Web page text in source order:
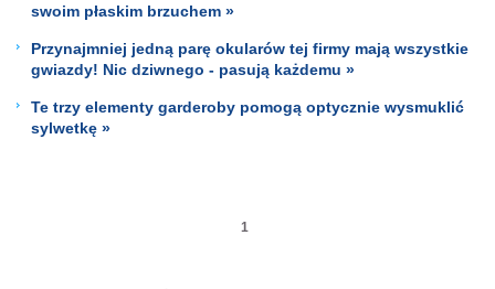
swoim płaskim brzuchem »
Przynajmniej jedną parę okularów tej firmy mają wszystkie
gwiazdy! Nic dziwnego - pasują każdemu »
Te trzy elementy garderoby pomogą optycznie wysmuklić
sylwetkę »
1